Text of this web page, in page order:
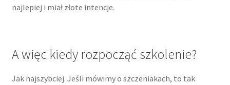
Moje konto
najlepiej i miał złote intencje.
A więc kiedy rozpocząć szkolenie?
Jak najszybciej. Jeśli mówimy o szczeniakach, to tak